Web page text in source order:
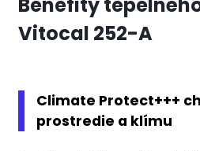
Vitocal 252-A
Climate Protect+++
prostredie a klímu